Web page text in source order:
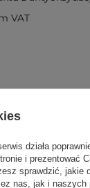
zł
DODAJ
VAT
działa
i prezentować
sprawdzić, jakie
nas, jak i naszych